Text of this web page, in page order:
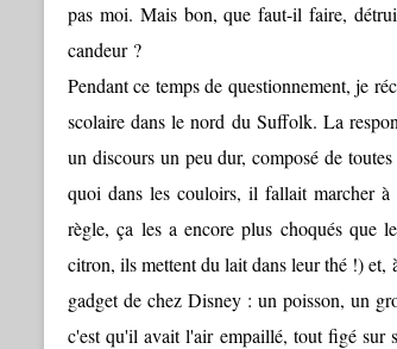
pas moi. Mais bon, que faut-il faire,
candeur ?
Pendant ce temps de questionnement, je
scolaire dans le nord du Suffolk. La
un discours un peu dur, composé de
quoi dans les couloirs, il fallait marcher à
règle, ça les a encore plus choqués que
citron, ils mettent du lait dans leur thé !)
gadget de chez Disney : un poisson, un
c'est qu'il avait l'air empaillé, tout figé sur